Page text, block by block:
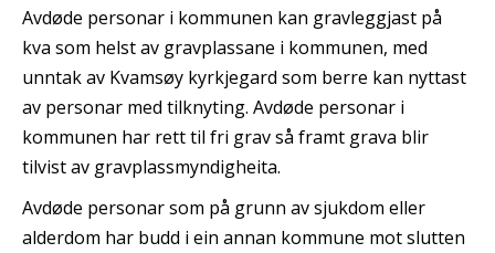
Avdøde personar i kommunen kan gravleggjast på
kva som helst av gravplassane i kommunen, med
unntak av Kvamsøy kyrkjegard som berre kan nyttast
av personar med tilknyting. Avdøde personar i
kommunen har rett til fri grav så framt grava blir
tilvist av gravplassmyndigheita.
Avdøde personar som på grunn av sjukdom eller
alderdom har budd i ein annan kommune mot slutten